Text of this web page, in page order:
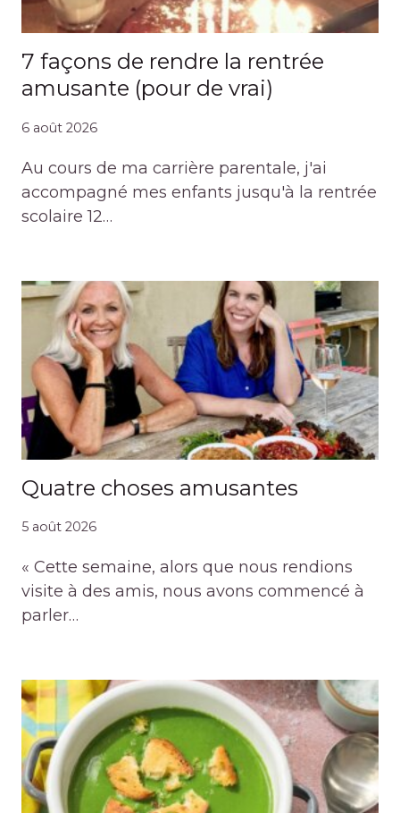
7 façons de rendre la rentrée
amusante (pour de vrai)
6 août 2026
Au cours de ma carrière parentale, j'ai
accompagné mes enfants jusqu'à la rentrée
scolaire 12…
Quatre choses amusantes
5 août 2026
« Cette semaine, alors que nous rendions
visite à des amis, nous avons commencé à
parler…